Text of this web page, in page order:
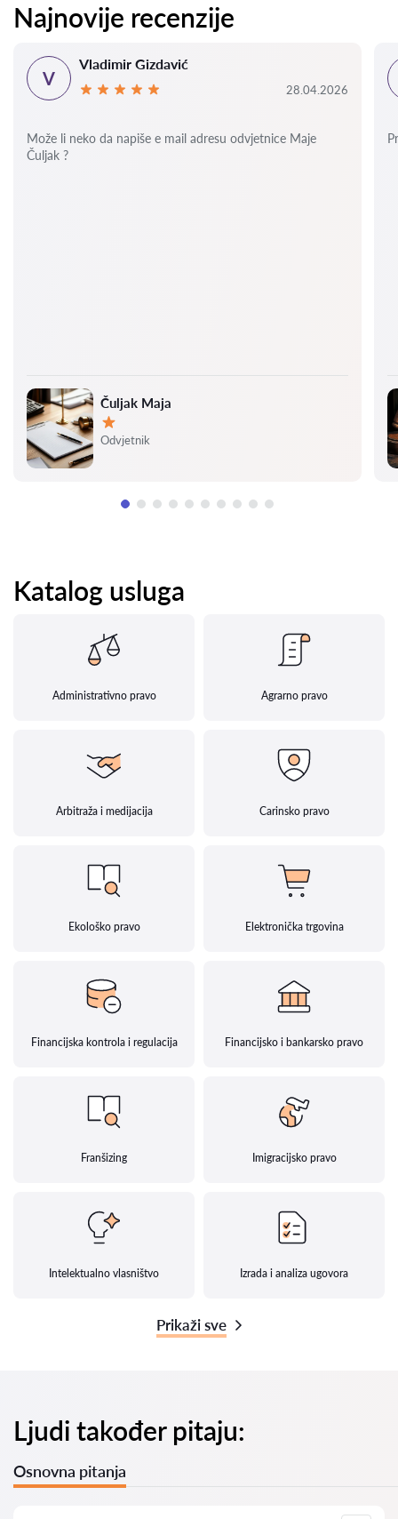
Najnovije recenzije
Čuljak Maja
Ocjena:
Odvjetnik
V
Vladimir Gizdavić
28.04.2026
Može li neko da napiše e mail adresu odvjetnice Maje
Čuljak ?
Katalog usluga
Administrativno pravo Agrarno pravo
Arbitraža i medijacija Carinsko pravo
Ekološko pravo Elektronička trgovina
Financijska kontrola i regulacija Financijsko i bankarsko pravo
Franšizing Imigracijsko pravo
Intelektualno vlasništvo Izrada i analiza ugovora
Prikaži sve
Ljudi također pitaju:
Osnovna pitanja